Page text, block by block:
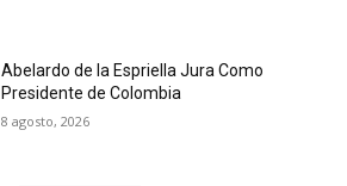
Abelardo de la Espriella Jura Como
Presidente de Colombia
8 agosto, 2026